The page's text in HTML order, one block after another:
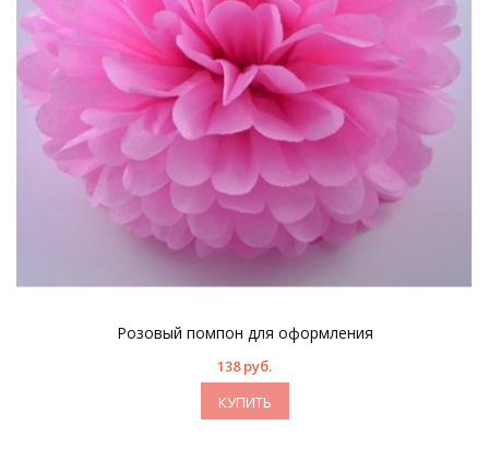
Розовый помпон для оформления
138 руб.
КУПИТЬ